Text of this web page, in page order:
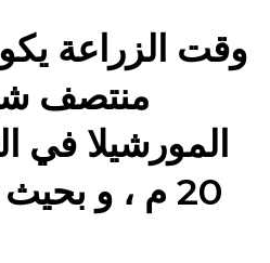
وقت الزراعة
منتصف
المورشيلا في